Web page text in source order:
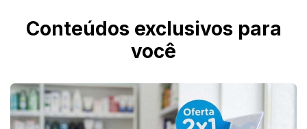
Conteúdos exclusivos para
você